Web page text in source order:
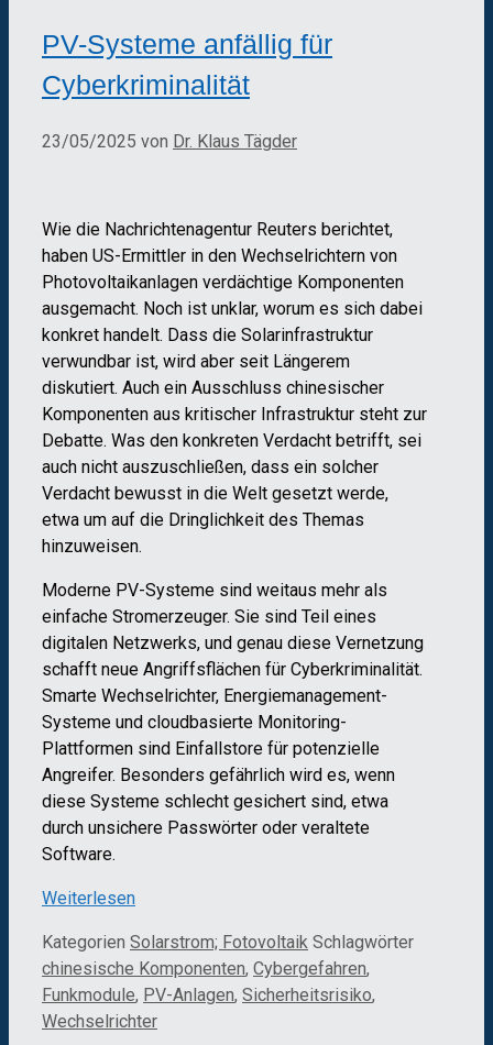
PV-Systeme anfällig für
Cyberkriminalität
23/05/2025 von Dr. Klaus Tägder
Wie die Nachrichtenagentur Reuters berichtet,
haben US-Ermittler in den Wechselrichtern von
Photovoltaikanlagen verdächtige Komponenten
ausgemacht. Noch ist unklar, worum es sich dabei
konkret handelt. Dass die Solarinfrastruktur
verwundbar ist, wird aber seit Längerem
diskutiert. Auch ein Ausschluss chinesischer
Komponenten aus kritischer Infrastruktur steht zur
Debatte. Was den konkreten Verdacht betrifft, sei
auch nicht auszuschließen, dass ein solcher
Verdacht bewusst in die Welt gesetzt werde,
etwa um auf die Dringlichkeit des Themas
hinzuweisen.
Moderne PV-Systeme sind weitaus mehr als
einfache Stromerzeuger. Sie sind Teil eines
digitalen Netzwerks, und genau diese Vernetzung
schafft neue Angriffsflächen für Cyberkriminalität.
Smarte Wechselrichter, Energiemanagement-
Systeme und cloudbasierte Monitoring-
Plattformen sind Einfallstore für potenzielle
Angreifer. Besonders gefährlich wird es, wenn
diese Systeme schlecht gesichert sind, etwa
durch unsichere Passwörter oder veraltete
Software.
Weiterlesen
Kategorien Solarstrom; Fotovoltaik Schlagwörter
chinesische Komponenten, Cybergefahren,
Funkmodule, PV-Anlagen, Sicherheitsrisiko,
Wechselrichter